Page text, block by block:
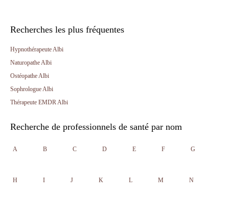
Recherches les plus fréquentes
Hypnothérapeute Albi
Naturopathe Albi
Ostéopathe Albi
Sophrologue Albi
Thérapeute EMDR Albi
Recherche de professionnels de santé par nom
A B C D E F G
H I J K L M N